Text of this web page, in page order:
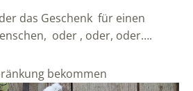
das Geschenk für einen
oder , oder, oder….
bekommen